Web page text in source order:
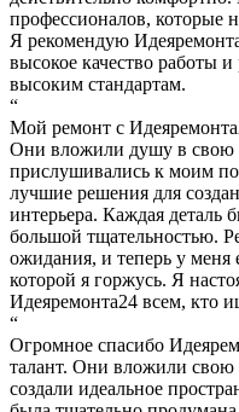
профессионалов, которые
Я рекомендую
высокое качество работы
высоким стандартам.
“
Мой ремонт с
Они вложили душу в свою
прислушивались к моим
лучшие решения для
интерьера. Каждая деталь
большой тщательностью.
ожидания, и теперь у меня
которой я горжусь. Я
Идеяремонта24 всем, кто
“
Огромное спасибо
талант. Они вложили
создали идеальное